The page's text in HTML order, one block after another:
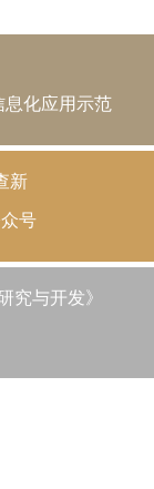
息化应用示范
新
号
究与开发》